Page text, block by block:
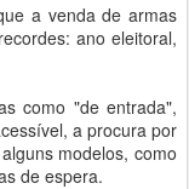
a venda de armas
ano eleitoral,
como "de entrada",
a procura por
modelos, como
de espera.